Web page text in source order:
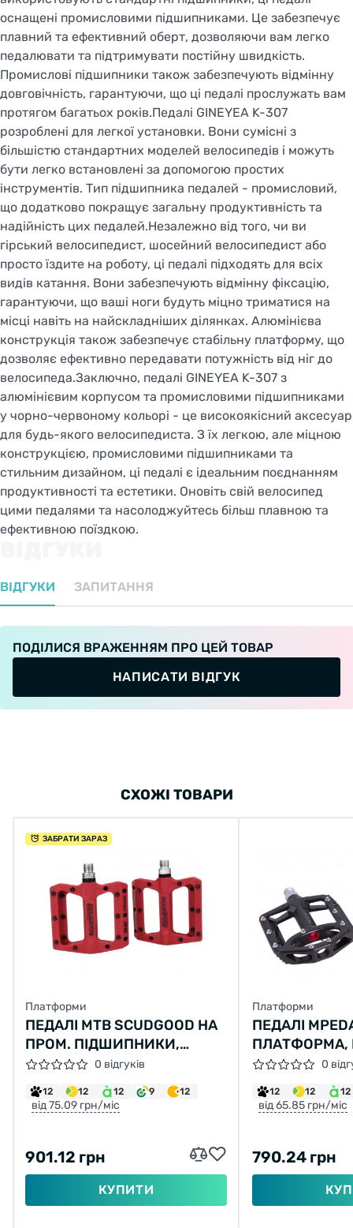
оснащені промисловими підшипниками. Це забезпечує
плавний та ефективний оберт, дозволяючи вам легко
педалювати та підтримувати постійну швидкість.
Промислові підшипники також забезпечують відмінну
довговічність, гарантуючи, що ці педалі прослужать вам
протягом багатьох років.Педалі GINEYEA K-307
розроблені для легкої установки. Вони сумісні з
більшістю стандартних моделей велосипедів і можуть
бути легко встановлені за допомогою простих
інструментів. Тип підшипника педалей - промисловий,
що додатково покращує загальну продуктивність та
надійність цих педалей.Незалежно від того, чи ви
гірський велосипедист, шосейний велосипедист або
просто їздите на роботу, ці педалі підходять для всіх
видів катання. Вони забезпечують відмінну фіксацію,
гарантуючи, що ваші ноги будуть міцно триматися на
місці навіть на найскладніших ділянках. Алюмінієва
конструкція також забезпечує стабільну платформу, що
дозволяє ефективно передавати потужність від ніг до
велосипеда.Заключно, педалі GINEYEA K-307 з
алюмінієвим корпусом та промисловими підшипниками
у чорно-червоному кольорі - це високоякісний аксесуар
для будь-якого велосипедиста. З їх легкою, але міцною
конструкцією, промисловими підшипниками та
стильним дизайном, ці педалі є ідеальним поєднанням
продуктивності та естетики. Оновіть свій велосипед
цими педалями та насолоджуйтесь більш плавною та
ефективною поїздкою.
ВІДГУКИ ЗАПИТАННЯ
ПОДІЛИСЯ ВРАЖЕННЯМ ПРО ЦЕЙ ТОВАР
НАПИСАТИ ВІДГУК
СХОЖІ ТОВАРИ
ЗАБРАТИ ЗАРАЗ
Платформи
ПЕДАЛІ MTB SCUDGOOD НА
ПРОМ. ПІДШИПНИКИ,
НЕЙЛОН, ЧЕРВОНІ
0 відгуків
12 12 12 9 12
від 75.09 грн/міс
901.12 грн
КУПИТИ
Платформи
ПЕДАЛІ
ПЛАТФОРМА,
ПІДШИПНІ.
0
12 12 12
від 65.85 грн/міс
790.24 грн